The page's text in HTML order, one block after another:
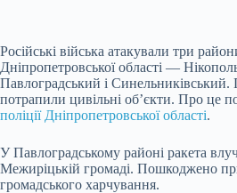
Російські війська атакували три
Дніпропетровської області —
Павлоградський і Синельниківський.
потрапили цивільні об’єкти. Про це
поліції Дніпропетровської області.
У Павлоградському районі ракета
Межиріцькій громаді. Пошкоджено
громадського харчування.